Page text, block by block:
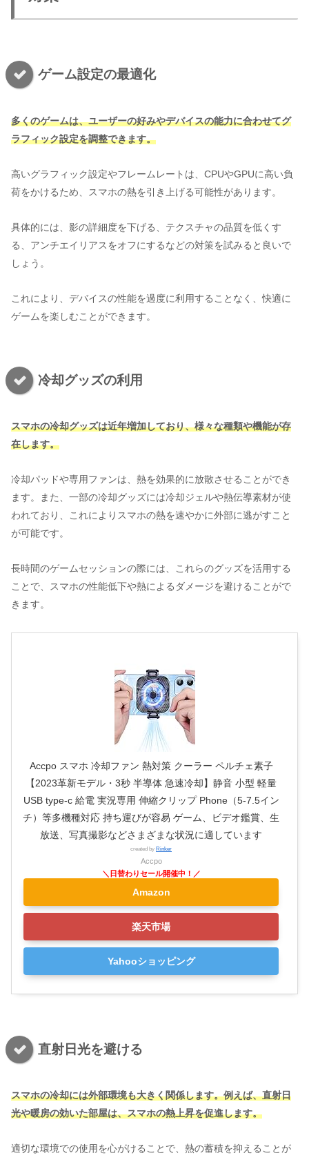
ゲーム設定の最適化
多くのゲームは、ユーザーの好みやデバイスの能力に合わせてグ
ラフィック設定を調整できます。
高いグラフィック設定やフレームレートは、CPUやGPUに高い負
荷をかけるため、スマホの熱を引き上げる可能性があります。
具体的には、影の詳細度を下げる、テクスチャの品質を低くす
る、アンチエイリアスをオフにするなどの対策を試みると良いで
しょう。
これにより、デバイスの性能を過度に利用することなく、快適に
ゲームを楽しむことができます。
冷却グッズの利用
スマホの冷却グッズは近年増加しており、様々な種類や機能が存
在します。
冷却パッドや専用ファンは、熱を効果的に放散させることができ
ます。また、一部の冷却グッズには冷却ジェルや熱伝導素材が使
われており、これによりスマホの熱を速やかに外部に逃がすこと
が可能です。
長時間のゲームセッションの際には、これらのグッズを活用する
ことで、スマホの性能低下や熱によるダメージを避けることがで
きます。
Accpo スマホ 冷却ファン 熱対策 クーラー ペルチェ素子
【2023革新モデル・3秒 半導体 急速冷却】静音 小型 軽量
USB type-c 給電 実況専用 伸縮クリップ Phone（5-7.5イン
チ）等多機種対応 持ち運びが容易 ゲーム、ビデオ鑑賞、生
放送、写真撮影などさまざまな状況に適しています
created by Rinker
Accpo
Amazon
楽天市場
Yahooショッピング
直射日光を避ける
スマホの冷却には外部環境も大きく関係します。例えば、直射日
光や暖房の効いた部屋は、スマホの熱上昇を促進します。
適切な環境での使用を心がけることで、熱の蓄積を抑えることが